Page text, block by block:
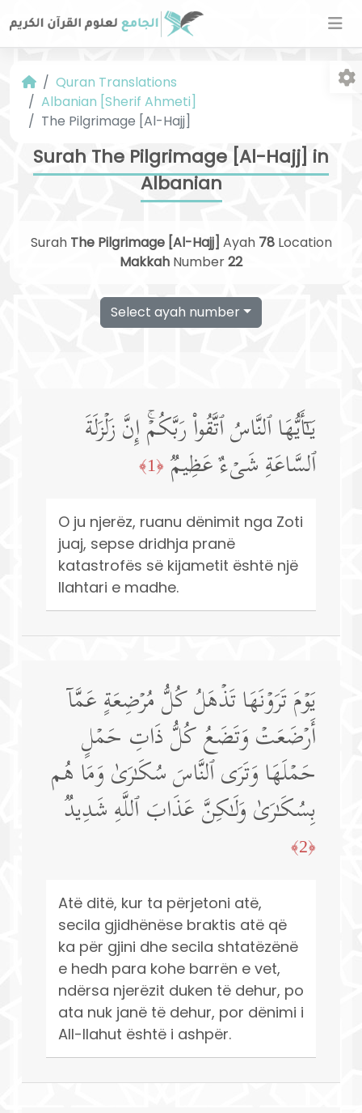
Quran Translations
Albanian [Sherif Ahmeti]
The Pilgrimage [Al-Hajj]
Surah The Pilgrimage [Al-Hajj] in
Albanian
Surah The Pilgrimage [Al-Hajj] Ayah 78Location
Makkah Number22
Select ayah number
یَـٰۤأَیُّهَا ٱلنَّاسُ ٱتَّقُوا۟ رَبَّكُمۡۚ إِنَّ زَلۡزَلَةَ
ٱلسَّاعَةِ شَیۡءٌ عَظِیمࣱ ﴿1﴾
O ju njerëz, ruanu dënimit nga Zoti
juaj, sepse dridhja pranë
katastrofës së kijametit është një
llahtari e madhe.
یَوۡمَ تَرَوۡنَهَا تَذۡهَلُ كُلُّ مُرۡضِعَةٍ عَمَّاۤ
أَرۡضَعَتۡ وَتَضَعُ كُلُّ ذَاتِ حَمۡلٍ
حَمۡلَهَا وَتَرَى ٱلنَّاسَ سُكَـٰرَىٰ وَمَا هُم
بِسُكَـٰرَىٰ وَلَـٰكِنَّ عَذَابَ ٱللَّهِ شَدِیدࣱ
﴿2﴾
Atë ditë, kur ta përjetoni atë,
secila gjidhënëse braktis atë që
ka për gjini dhe secila shtatëzënë
e hedh para kohe barrën e vet,
ndërsa njerëzit duken të dehur, po
ata nuk janë të dehur, por dënimi i
All-llahut është i ashpër.